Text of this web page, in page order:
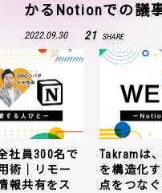
かるNotionでの議
2022.09.30 21 SHARE
社員300名で
術｜リモー
報共有をス
Takramは
を構造化
点をつな